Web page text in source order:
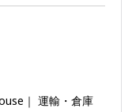
｜ 運輸・倉庫